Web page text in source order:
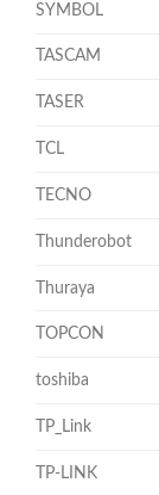
SYMBOL
TASCAM
TASER
TCL
TECNO
Thunderobot
Thuraya
TOPCON
toshiba
TP_Link
TP-LINK